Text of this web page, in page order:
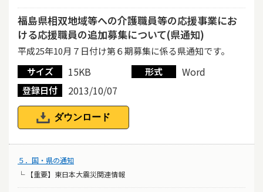
福島県相双地域等への介護職員等の応援事業にお
ける応援職員の追加募集について(県通知)
平成25年10月７日付け第６期募集に係る県通知です。
サイズ
15KB 形式 Word
登録日付 2013/10/07
ダウンロード
５．国・県の通知
└ 【重要】東日本大震災関連情報